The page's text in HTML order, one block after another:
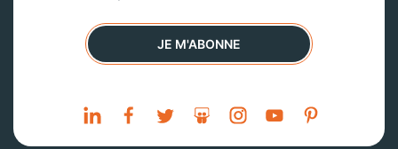
JE M'ABONNE